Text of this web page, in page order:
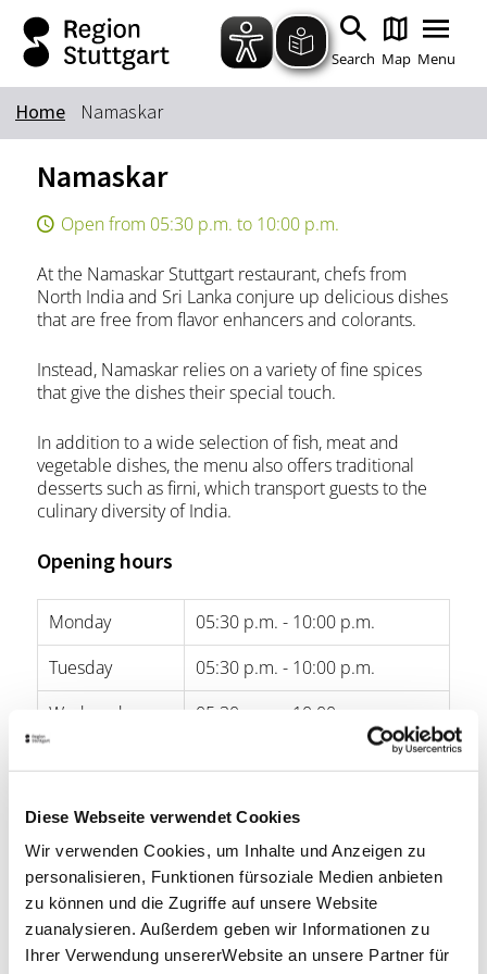
Diese Webseite verwendet Cookies
Wir verwenden Cookies, um Inhalte und Anzeigen zu
personalisieren, Funktionen fürsoziale Medien anbieten
zu können und die Zugriffe auf unsere Website
zuanalysieren. Außerdem geben wir Informationen zu
Ihrer Verwendung unsererWebsite an unsere Partner für
Zum Hauptinhalt springen
Zur Suche springen
Zur Hauptnavigation
Zum Footer springen
Search Map Menu
Keyword
Home Namaskar
Namaskar
Open from 05:30 p.m. to 10:00 p.m.
At the Namaskar Stuttgart restaurant, chefs from
North India and Sri Lanka conjure up delicious dishes
that are free from flavor enhancers and colorants.
Instead, Namaskar relies on a variety of fine spices
that give the dishes their special touch.
In addition to a wide selection of fish, meat and
vegetable dishes, the menu also offers traditional
desserts such as firni, which transport guests to the
culinary diversity of India.
Opening hours
Monday
05:30 p.m. - 10:00 p.m.
Tuesday
05:30 p.m. - 10:00 p.m.
Wednesday
05:30 p.m. - 10:00 p.m.
Saturday
05:30 p.m. - 10:00 p.m.
Sunday
05:30 p.m. - 10:00 p.m.
opening hours by Google